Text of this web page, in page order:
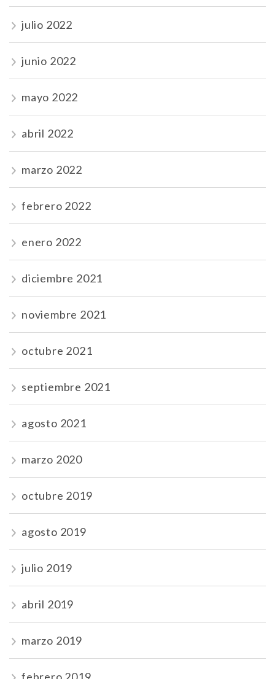
julio 2022
junio 2022
mayo 2022
abril 2022
marzo 2022
febrero 2022
enero 2022
diciembre 2021
noviembre 2021
octubre 2021
septiembre 2021
agosto 2021
marzo 2020
octubre 2019
agosto 2019
julio 2019
abril 2019
marzo 2019